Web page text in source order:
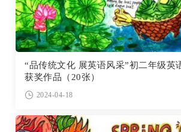
“品传统文化 展英语风采”初二年级英
获奖作品（20张）
2024-04-18